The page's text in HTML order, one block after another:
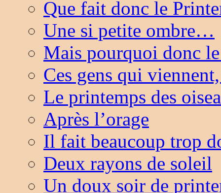
Que fait donc le
Une si petite ombre…
Mais pourquoi donc
Ces gens qui
Le printemps des
Après l’orage
Il fait beaucoup trop
Deux rayons de soleil
Un doux soir de